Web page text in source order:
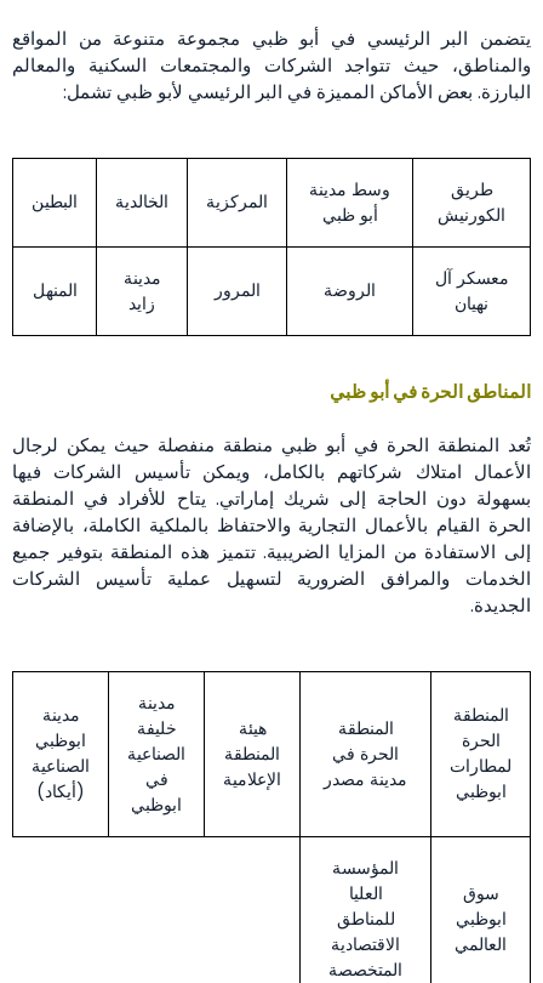
يتضمن البر الرئيسي في أبو ظبي مجموعة متنوعة من المواقع
والمناطق، حيث تتواجد الشركات والمجتمعات السكنية والمعالم
البارزة. بعض الأماكن المميزة في البر الرئيسي لأبو ظبي تشمل:
طريق
الكورنيش
وسط مدينة
أبو ظبي
المركزية الخالدية البطين
معسكر آل
نهيان
الروضة المرور
مدينة
زايد
المنهل
المناطق الحرة في أبو ظبي
تُعد المنطقة الحرة في أبو ظبي منطقة منفصلة حيث يمكن لرجال
الأعمال امتلاك شركاتهم بالكامل، ويمكن تأسيس الشركات فيها
بسهولة دون الحاجة إلى شريك إماراتي. يتاح للأفراد في المنطقة
الحرة القيام بالأعمال التجارية والاحتفاظ بالملكية الكاملة، بالإضافة
إلى الاستفادة من المزايا الضريبية. تتميز هذه المنطقة بتوفير جميع
الخدمات والمرافق الضرورية لتسهيل عملية تأسيس الشركات
الجديدة.
المنطقة
الحرة
لمطارات
ابوظبي
المنطقة
الحرة في
مدينة مصدر
هيئة
المنطقة
الإعلامية
مدينة
خليفة
الصناعية
في
ابوظبي
مدينة
ابوظبي
الصناعية
(أيكاد)
سوق
ابوظبي
العالمي
المؤسسة
العليا
للمناطق
الاقتصادية
المتخصصة